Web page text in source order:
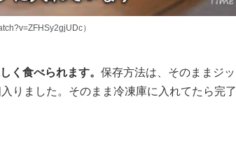
）
く食べられます。 保存方法は、そのままジッ
りました。そのまま冷凍庫に入れてたら完了